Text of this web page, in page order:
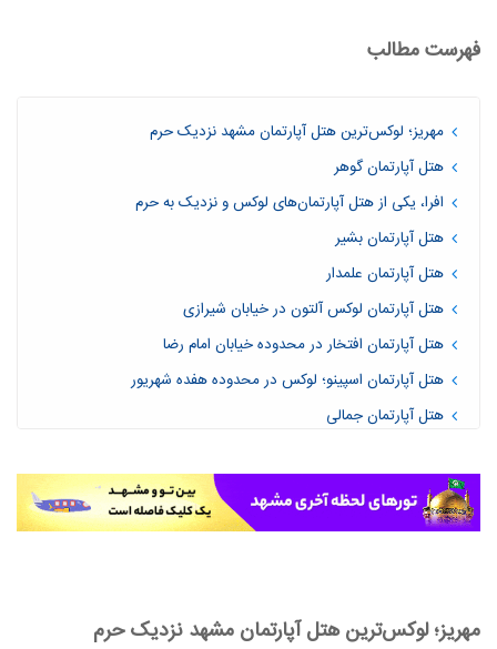
فهرست مطالب
مهریز؛ لوکس‌ترین هتل آپارتمان مشهد نزدیک حرم
هتل آپارتمان گوهر
افرا، یکی از هتل‌ آپارتمان‌های لوکس و نزدیک به حرم
هتل آپارتمان بشیر
هتل آپارتمان علمدار
هتل آپارتمان لوکس آلتون در خیابان شیرازی
هتل آپارتمان افتخار در محدوده خیابان امام رضا
هتل آپارتمان اسپینو؛ لوکس در محدوده هفده شهریور
هتل آپارتمان جمالی
هتل آپارتمان کنعان
هتل آپارتمان نوین؛ لاکچری با قیمتی اقتصادی
مهریز؛ لوکس‌ترین هتل آپارتمان مشهد نزدیک حرم